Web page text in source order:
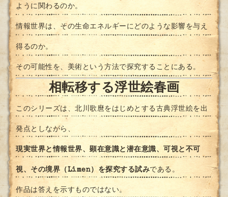
ように関わるのか。
情報世界は、その生命エネルギーにどのような影響を与え
得るのか。
その可能性を、美術という方法で探究することにある。
相転移する浮世絵春画
このシリーズは、北川歌麿をはじめとする古典浮世絵を出
発点としながら、
現実世界と情報世界、顕在意識と潜在意識、可視と不可
視、その境界（Limen）を探究する試みである。
作品は答えを示すものではない。